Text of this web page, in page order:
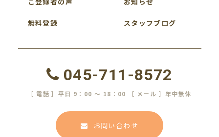
無料登録 スタッフブログ
045-711-8572
［ 電話 ］平日 9：00 ～ 18：00 ［ メール ］年中無休
お問い合わせ